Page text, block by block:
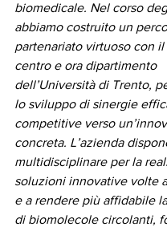
biomedicale. Nel corso
abbiamo costruito un
partenariato virtuoso con
centro e ora dipartimento
dell’Università di Trento,
lo sviluppo di sinergie
competitive verso
concreta. L’azienda
multidisciplinare per la
soluzioni innovative volte
e a rendere più affidabile
di biomolecole circolanti,